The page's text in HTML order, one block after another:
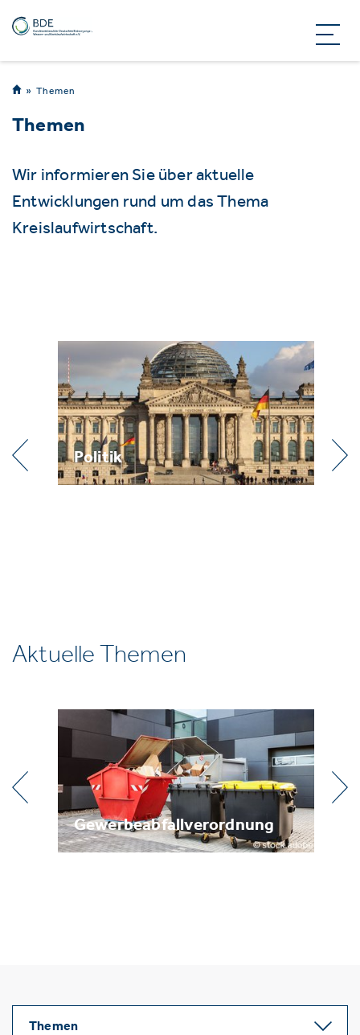
Themen
Themen
Wir informieren Sie über aktuelle
Entwicklungen rund um das Thema
Kreislaufwirtschaft.
Politik
Aktuelle Themen
Gewerbeabfallverordnung
Themen